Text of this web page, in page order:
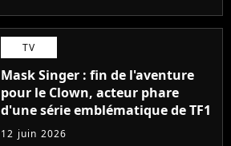
TV
Mask Singer : fin de l'aventure
pour le Clown, acteur phare
d'une série emblématique de TF1
12 juin 2026